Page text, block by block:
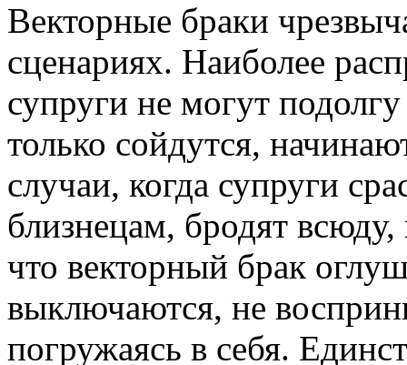
Векторные браки
сценариях. Наиболее
супруги не могут
только сойдутся,
случаи, когда супруги
близнецам, бродят
что векторный брак
выключаются, не
погружаясь в себя.